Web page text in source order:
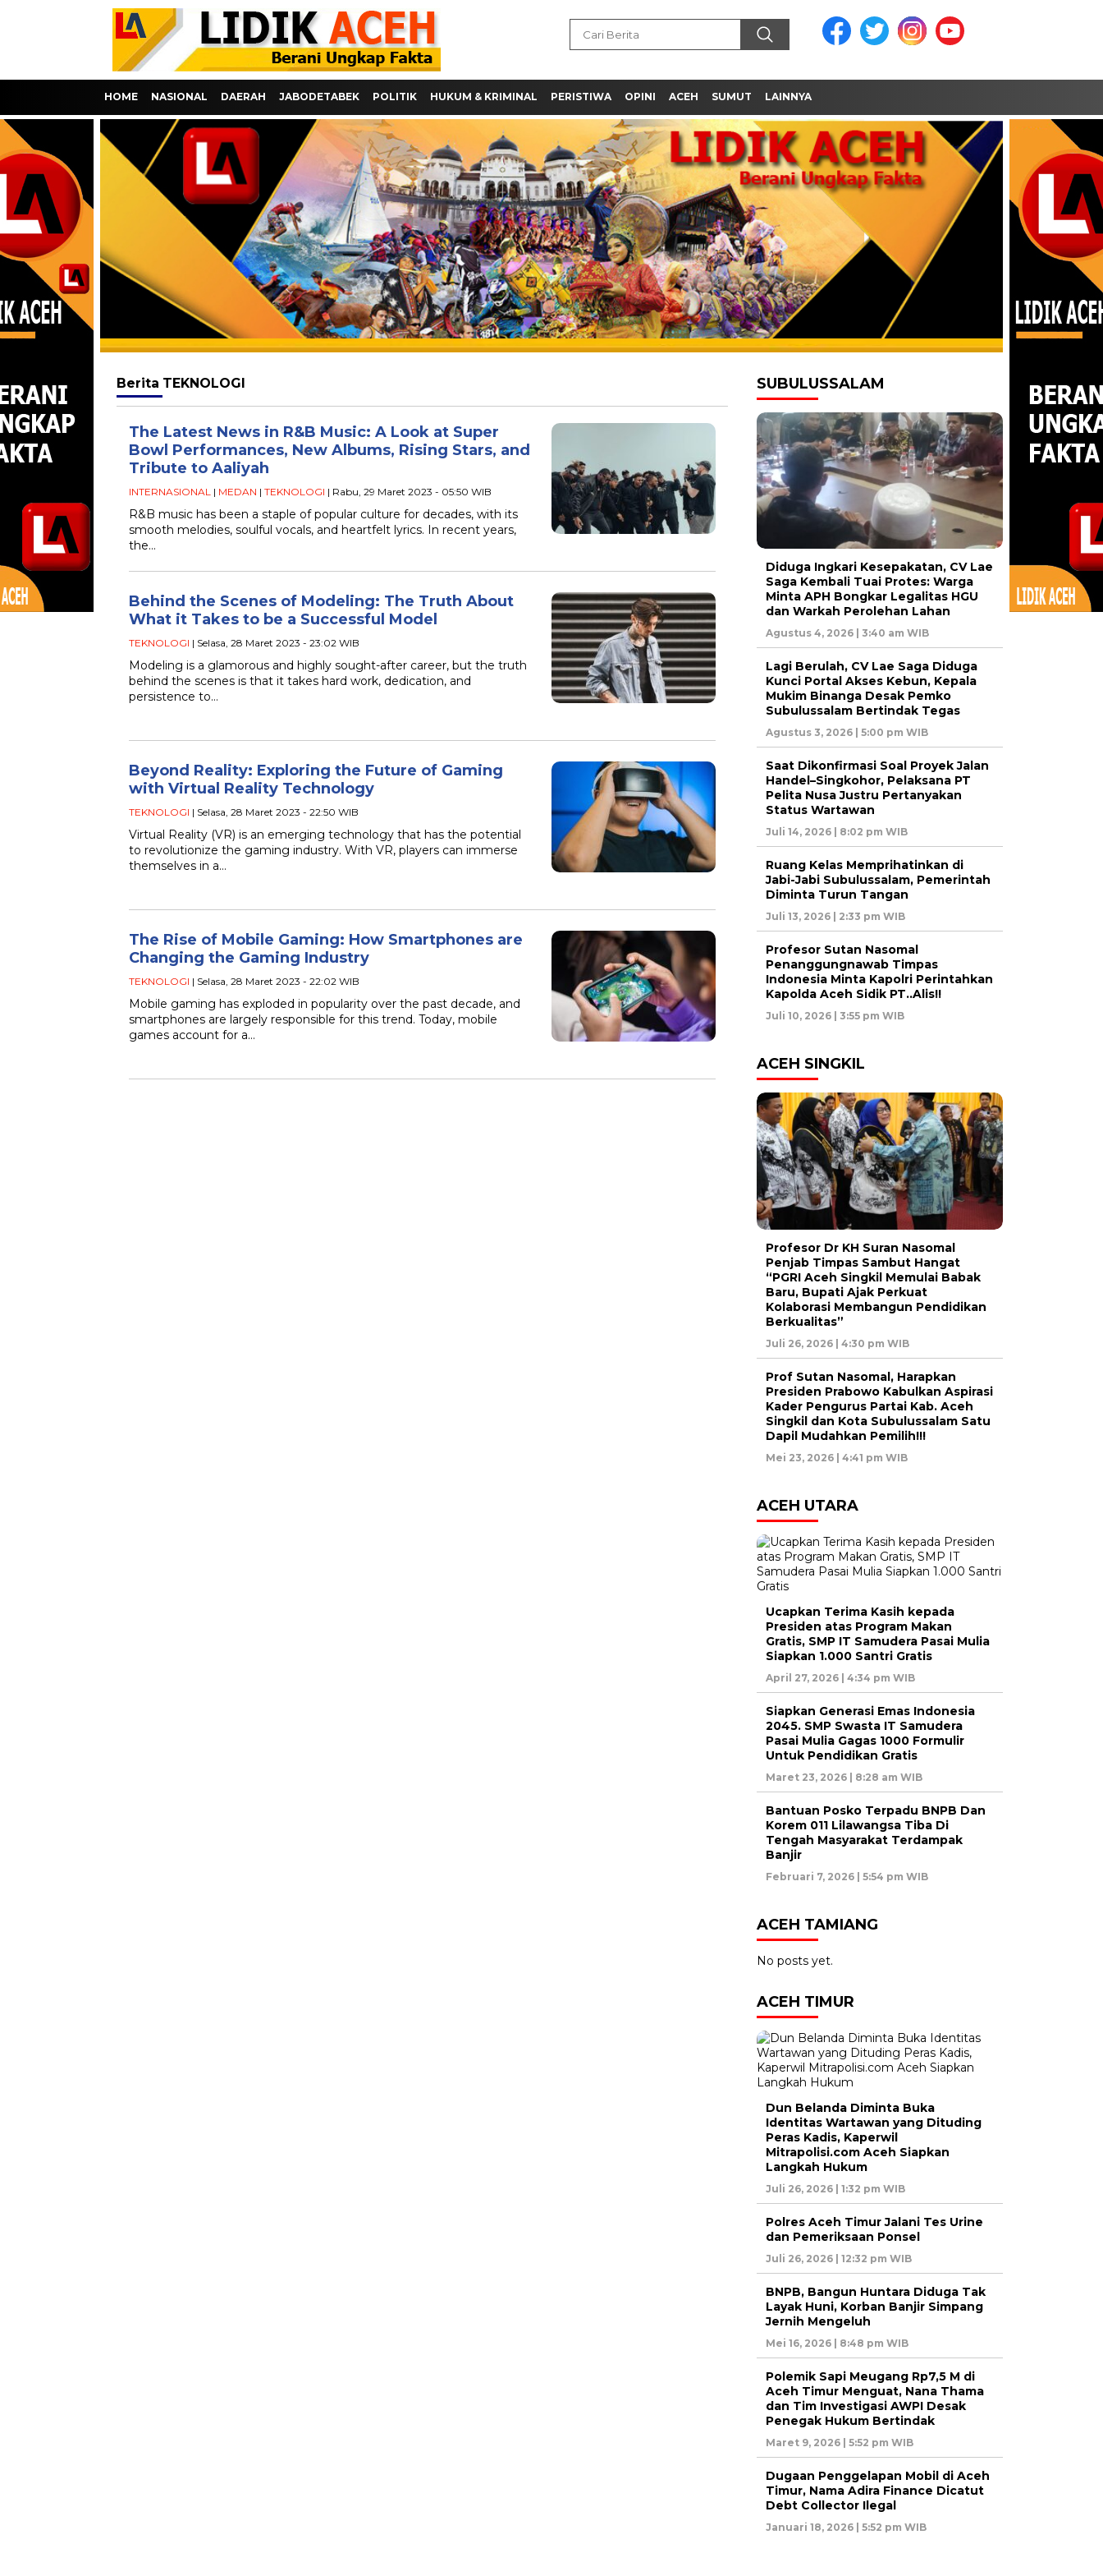
HOME NASIONAL DAERAH JABODETABEK POLITIK HUKUM & KRIMINAL PERISTIWA OPINI ACEH SUMUT LAINNYA
Berita TEKNOLOGI
The Latest News in R&B Music: A Look at Super
Bowl Performances, New Albums, Rising Stars, and
Tribute to Aaliyah
INTERNASIONAL | MEDAN | TEKNOLOGI | Rabu, 29 Maret 2023 - 05:50 WIB
R&B music has been a staple of popular culture for decades, with its
smooth melodies, soulful vocals, and heartfelt lyrics. In recent years,
the…
Behind the Scenes of Modeling: The Truth About
What it Takes to be a Successful Model
TEKNOLOGI | Selasa, 28 Maret 2023 - 23:02 WIB
Modeling is a glamorous and highly sought-after career, but the truth
behind the scenes is that it takes hard work, dedication, and
persistence to…
Beyond Reality: Exploring the Future of Gaming
with Virtual Reality Technology
TEKNOLOGI | Selasa, 28 Maret 2023 - 22:50 WIB
Virtual Reality (VR) is an emerging technology that has the potential
to revolutionize the gaming industry. With VR, players can immerse
themselves in a…
The Rise of Mobile Gaming: How Smartphones are
Changing the Gaming Industry
TEKNOLOGI | Selasa, 28 Maret 2023 - 22:02 WIB
Mobile gaming has exploded in popularity over the past decade, and
smartphones are largely responsible for this trend. Today, mobile
games account for a…
SUBULUSSALAM
Diduga Ingkari Kesepakatan, CV Lae
Saga Kembali Tuai Protes: Warga
Minta APH Bongkar Legalitas HGU
dan Warkah Perolehan Lahan
Agustus 4, 2026 | 3:40 am WIB
Lagi Berulah, CV Lae Saga Diduga
Kunci Portal Akses Kebun, Kepala
Mukim Binanga Desak Pemko
Subulussalam Bertindak Tegas
Agustus 3, 2026 | 5:00 pm WIB
Saat Dikonfirmasi Soal Proyek Jalan
Handel–Singkohor, Pelaksana PT
Pelita Nusa Justru Pertanyakan
Status Wartawan
Juli 14, 2026 | 8:02 pm WIB
Ruang Kelas Memprihatinkan di
Jabi-Jabi Subulussalam, Pemerintah
Diminta Turun Tangan
Juli 13, 2026 | 2:33 pm WIB
Profesor Sutan Nasomal
Penanggungnawab Timpas
Indonesia Minta Kapolri Perintahkan
Kapolda Aceh Sidik PT..Alis!!
Juli 10, 2026 | 3:55 pm WIB
ACEH SINGKIL
Profesor Dr KH Suran Nasomal
Penjab Timpas Sambut Hangat
“PGRI Aceh Singkil Memulai Babak
Baru, Bupati Ajak Perkuat
Kolaborasi Membangun Pendidikan
Berkualitas”
Juli 26, 2026 | 4:30 pm WIB
Prof Sutan Nasomal, Harapkan
Presiden Prabowo Kabulkan Aspirasi
Kader Pengurus Partai Kab. Aceh
Singkil dan Kota Subulussalam Satu
Dapil Mudahkan Pemilih!!!
Mei 23, 2026 | 4:41 pm WIB
ACEH UTARA
Ucapkan Terima Kasih kepada
Presiden atas Program Makan
Gratis, SMP IT Samudera Pasai Mulia
Siapkan 1.000 Santri Gratis
April 27, 2026 | 4:34 pm WIB
Siapkan Generasi Emas Indonesia
2045. SMP Swasta IT Samudera
Pasai Mulia Gagas 1000 Formulir
Untuk Pendidikan Gratis
Maret 23, 2026 | 8:28 am WIB
Bantuan Posko Terpadu BNPB Dan
Korem 011 Lilawangsa Tiba Di
Tengah Masyarakat Terdampak
Banjir
Februari 7, 2026 | 5:54 pm WIB
ACEH TAMIANG
No posts yet.
ACEH TIMUR
Dun Belanda Diminta Buka
Identitas Wartawan yang Dituding
Peras Kadis, Kaperwil
Mitrapolisi.com Aceh Siapkan
Langkah Hukum
Juli 26, 2026 | 1:32 pm WIB
Polres Aceh Timur Jalani Tes Urine
dan Pemeriksaan Ponsel
Juli 26, 2026 | 12:32 pm WIB
BNPB, Bangun Huntara Diduga Tak
Layak Huni, Korban Banjir Simpang
Jernih Mengeluh
Mei 16, 2026 | 8:48 pm WIB
Polemik Sapi Meugang Rp7,5 M di
Aceh Timur Menguat, Nana Thama
dan Tim Investigasi AWPI Desak
Penegak Hukum Bertindak
Maret 9, 2026 | 5:52 pm WIB
Dugaan Penggelapan Mobil di Aceh
Timur, Nama Adira Finance Dicatut
Debt Collector Ilegal
Januari 18, 2026 | 5:52 pm WIB